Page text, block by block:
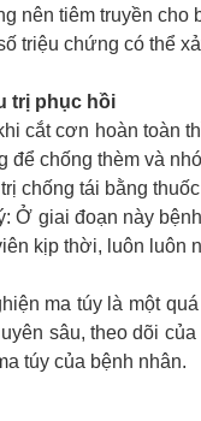
nên tiêm truyền cho
triệu chứng có thể
trị phục hồi
cắt cơn hoàn toàn
để chống thèm và
chống tái bằng
Ở giai đoạn này
kịp thời, luôn luôn
ma túy là một
sâu, theo dõi
túy của bệnh nhân.